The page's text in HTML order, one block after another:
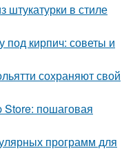
штукатурки в стиле
под кирпич: советы и
сохраняют свой
Store: пошаговая
программ для